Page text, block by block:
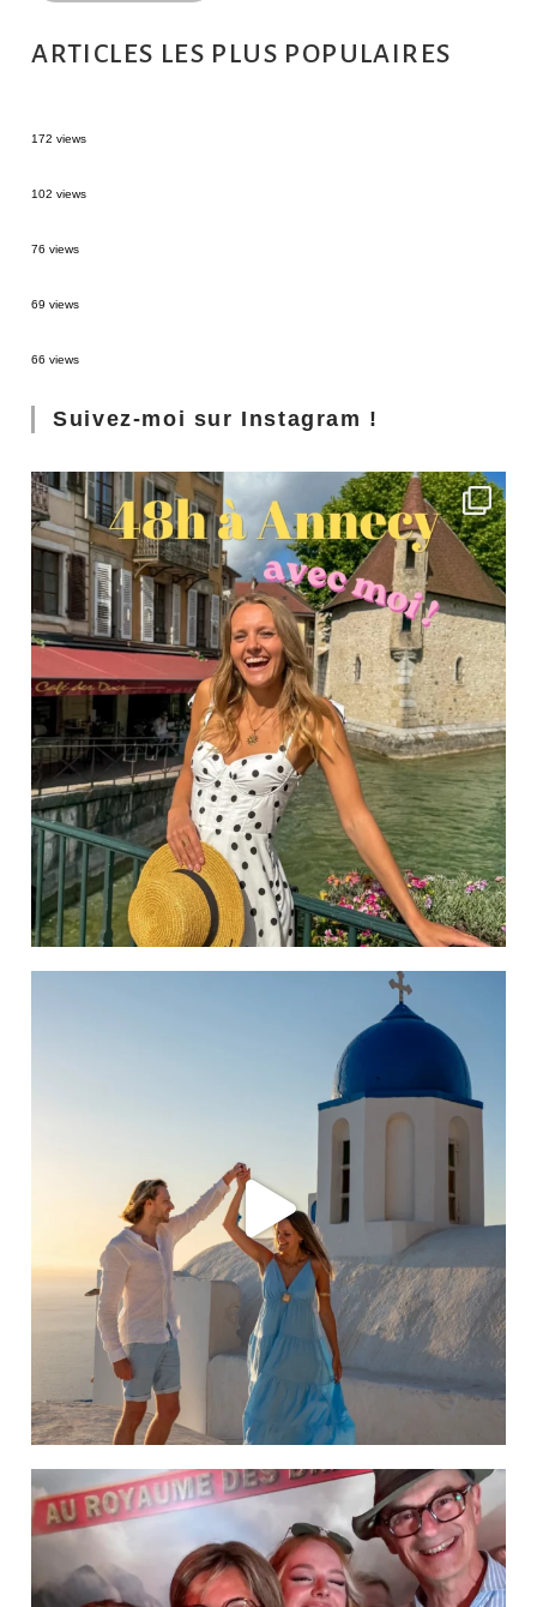
ARTICLES LES PLUS POPULAIRES
172 views
102 views
76 views
69 views
66 views
Suivez-moi sur Instagram !